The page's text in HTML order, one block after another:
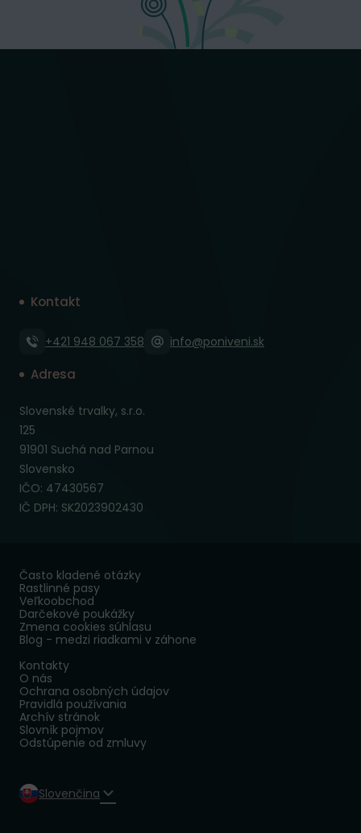
Kontakt
+421 948 067 358 info@poniveni.sk
Adresa
Slovenské trvalky, s.r.o.
125
91901 Suchá nad Parnou
Slovensko
IČO: 47430567
IČ DPH: SK2023902430
Často kladené otázky
Rastlinné pasy
Veľkoobchod
Darčekové poukážky
Zmena cookies súhlasu
Blog - medzi riadkami v záhone
Kontakty
O nás
Ochrana osobných údajov
Pravidlá používania
Archív stránok
Slovník pojmov
Odstúpenie od zmluvy
Slovenčina